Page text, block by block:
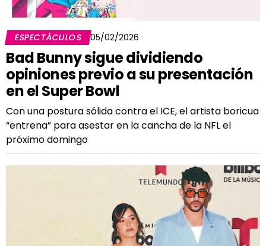
ESPECTÁCULOS 05/02/2026
Bad Bunny sigue dividiendo
opiniones previo a su presentación
en el Super Bowl
Con una postura sólida contra el ICE, el artista boricua
“entrena” para asestar en la cancha de la NFL el
próximo domingo